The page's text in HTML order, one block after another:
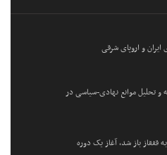
ایران و اروپای شرقی
و تحلیل موانع نهادی-سیاسی در
قفقاز باز شد، آغاز یک دوره